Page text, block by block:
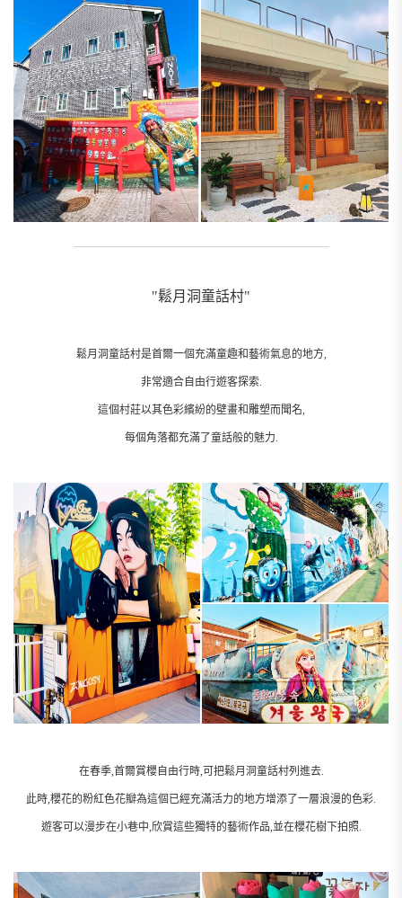
"鬆月洞童話村"
鬆月洞童話村是首爾一個充滿童趣和藝術氣息的地方,
非常適合自由行遊客探索.
這個村莊以其色彩繽紛的壁畫和雕塑而聞名,
每個角落都充滿了童話般的魅力.
在春季,首爾賞櫻自由行時,可把鬆月洞童話村列進去.
此時,櫻花的粉紅色花瓣為這個已經充滿活力的地方增添了一層浪漫的色彩.
遊客可以漫步在小巷中,欣賞這些獨特的藝術作品,並在櫻花樹下拍照.